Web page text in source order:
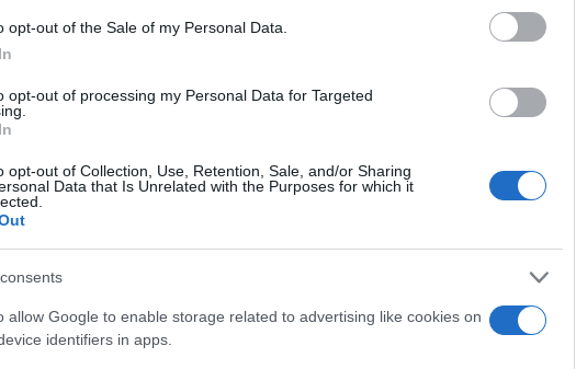
opt-out of the Sale of my Personal Data.
opt-out of processing my Personal Data for Targeted
opt-out of Collection, Use, Retention, Sale, and/or Sharing
Data that Is Unrelated with the Purposes for which it
allow Google to enable storage related to advertising like cookies on
identifiers in apps.
θεό» - Η κυρία Μέσι
η σύντροφος του
Και οι μαϊμούδες έχουν κατοικίδια! Οι
επιστήμονες ρίχνουν φως στις
"φιλίες" μεταξύ διαφορετικών ειδών